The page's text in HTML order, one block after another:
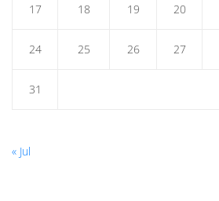
17 18 19 20
24 25 26 27
31
« Jul